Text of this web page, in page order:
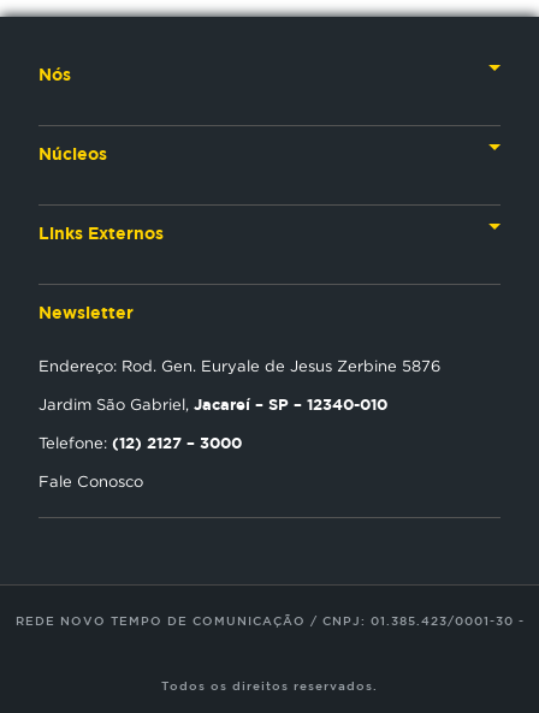
Nós
Núcleos
Links Externos
Encontre uma Igreja
Trabalhe Conosco
Newsletter
Endereço: Rod. Gen. Euryale de Jesus Zerbine 5876
Jardim São Gabriel, Jacareí – SP – 12340-010
Telefone: (12) 2127 – 3000
Fale Conosco
REDE NOVO TEMPO DE COMUNICAÇÃO / CNPJ: 01.385.423/0001-30 -
Todos os direitos reservados.